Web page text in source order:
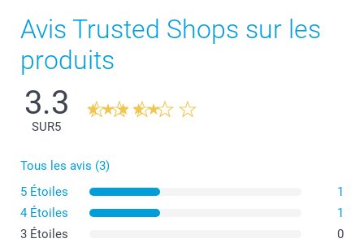
Avis Trusted Shops sur les
produits
3.3
SUR5
Tous les avis (3)
5 Étoiles
1
4 Étoiles
1
3 Étoiles
0